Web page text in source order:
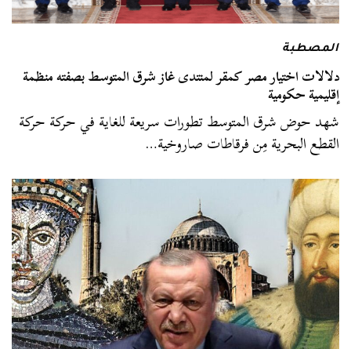
المصطبة
دلالات اختيار مصر كمقر لمنتدى غاز شرق المتوسط بصفته منظمة
إقليمية حكومية
شهد حوض شرق المتوسط تطورات سريعة للغاية في حركة حركة
القطع البحرية مِن فرقاطات صاروخية…